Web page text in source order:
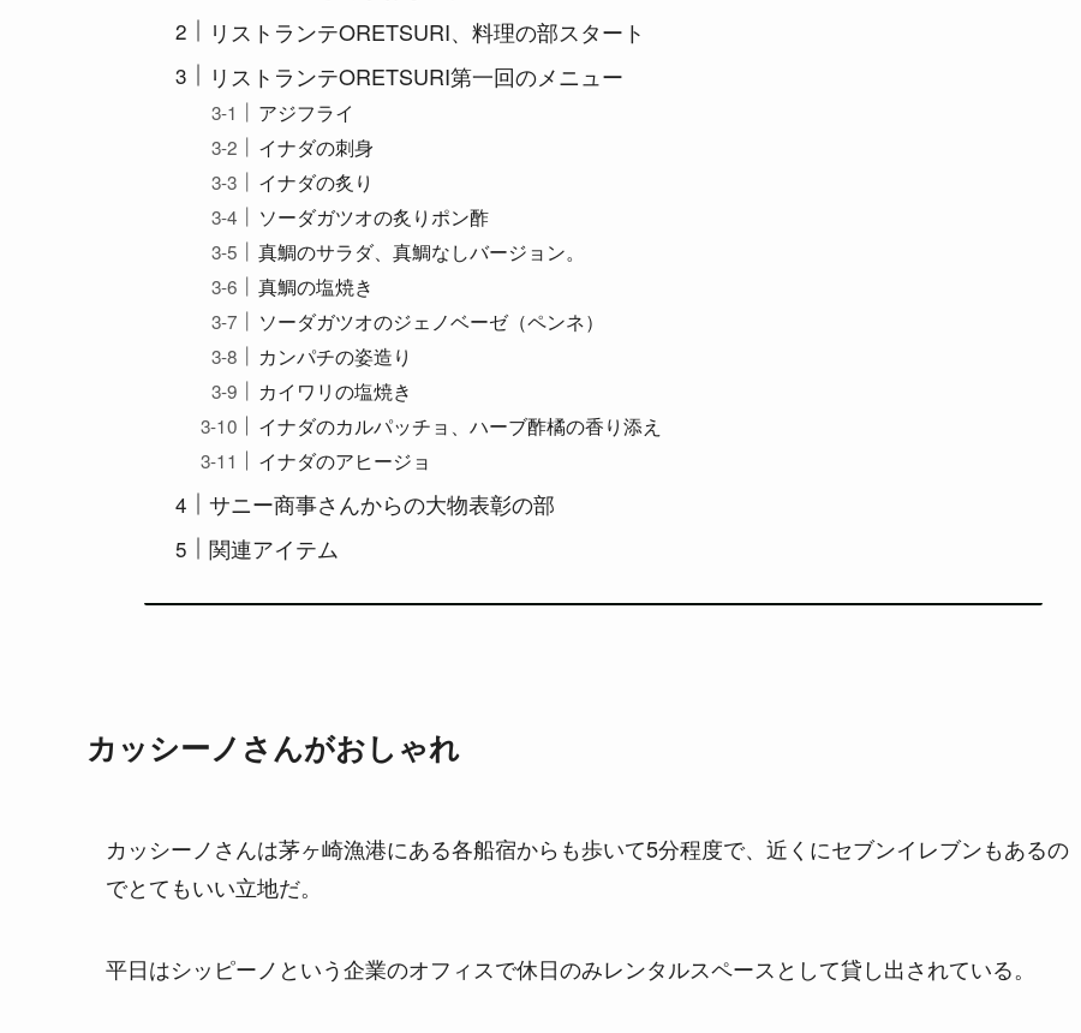
リストランテORETSURI、料理の部スタート
リストランテORETSURI第一回のメニュー
アジフライ
イナダの刺身
イナダの炙り
ソーダガツオの炙りポン酢
真鯛のサラダ、真鯛なしバージョン。
真鯛の塩焼き
ソーダガツオのジェノベーゼ（ペンネ）
カンパチの姿造り
カイワリの塩焼き
イナダのカルパッチョ、ハーブ酢橘の香り添え
イナダのアヒージョ
サニー商事さんからの大物表彰の部
関連アイテム
カッシーノさんがおしゃれ
カッシーノさんは茅ヶ崎漁港にある各船宿からも歩いて5分程度で、近くにセブンイレブンもあるの
でとてもいい立地だ。
平日はシッピーノという企業のオフィスで休日のみレンタルスペースとして貸し出されている。